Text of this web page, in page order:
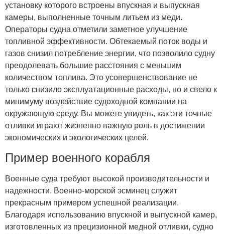
установку которого встроены впускная и выпускная
камеры, выполненные точным литьем из меди.
Операторы судна отметили заметное улучшение
топливной эффективности. Обтекаемый поток воды и
газов снизил потребление энергии, что позволило судну
преодолевать большие расстояния с меньшим
количеством топлива. Это усовершенствование не
только снизило эксплуатационные расходы, но и свело к
минимуму воздействие судоходной компании на
окружающую среду. Вы можете увидеть, как эти точные
отливки играют жизненно важную роль в достижении
экономических и экологических целей.
Пример военного корабля
Военные суда требуют высокой производительности и
надежности. Военно-морской эсминец служит
прекрасным примером успешной реализации.
Благодаря использованию впускной и выпускной камер,
изготовленных из прецизионной медной отливки, судно